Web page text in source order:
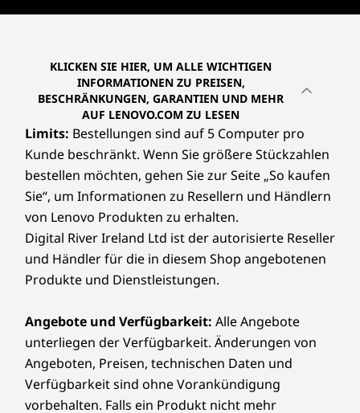
KLICKEN SIE HIER, UM ALLE WICHTIGEN
INFORMATIONEN ZU PREISEN,
BESCHRÄNKUNGEN, GARANTIEN UND MEHR
AUF LENOVO.COM ZU LESEN
Limits: Bestellungen sind auf 5 Computer pro
Kunde beschränkt. Wenn Sie größere Stückzahlen
bestellen möchten, gehen Sie zur Seite „So kaufen
Sie“, um Informationen zu Resellern und Händlern
von Lenovo Produkten zu erhalten.
Digital River Ireland Ltd ist der autorisierte Reseller
und Händler für die in diesem Shop angebotenen
Produkte und Dienstleistungen.
Angebote und Verfügbarkeit: Alle Angebote
unterliegen der Verfügbarkeit. Änderungen von
Angeboten, Preisen, technischen Daten und
Verfügbarkeit sind ohne Vorankündigung
vorbehalten. Falls ein Produkt nicht mehr